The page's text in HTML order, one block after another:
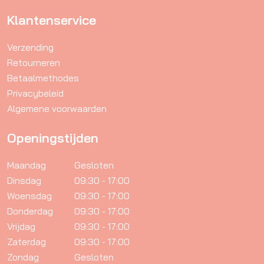
Klantenservice
Verzending
Retourneren
Betaalmethodes
Privacybeleid
Algemene voorwaarden
Openingstijden
Maandag
Gesloten
Dinsdag
09:30 - 17:00
Woensdag
09:30 - 17:00
Donderdag
09:30 - 17:00
Vrijdag
09:30 - 17:00
Zaterdag
09:30 - 17:00
Zondag
Gesloten